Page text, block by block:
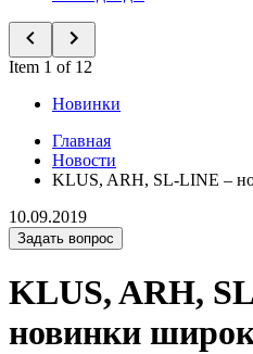
Item 1 of 12
Новинки
Главная
Новости
KLUS, ARH, SL-LINE –
10.09.2019
Задать вопрос
KLUS, ARH,
новинки